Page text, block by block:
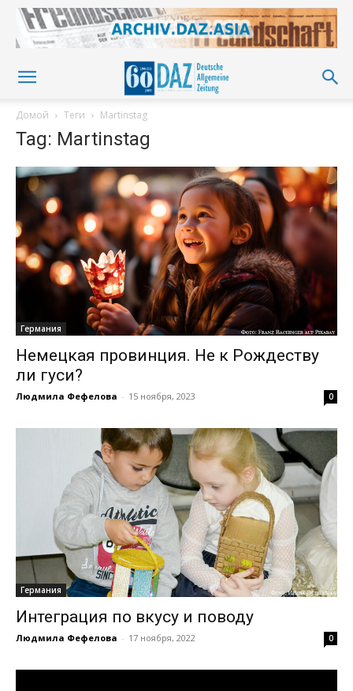
Домой Теги Martinstag
Tag: Martinstag
Германия
Немецкая провинция. Не к Рождеству
ли гуси?
Людмила Фефелова - 15 ноября, 2023 0
Германия
Интеграция по вкусу и поводу
Людмила Фефелова - 17 ноября, 2022 0